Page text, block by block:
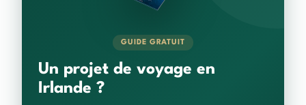
GUIDE GRATUIT
Un projet de voyage en
Irlande ?